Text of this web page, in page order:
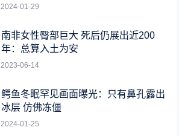
2024-01-29
南非女性臀部巨大 死后仍展出近200
年：总算入土为安
2023-06-14
鳄鱼冬眠罕见画面曝光：只有鼻孔露出
冰层 仿佛冻僵
2024-01-25